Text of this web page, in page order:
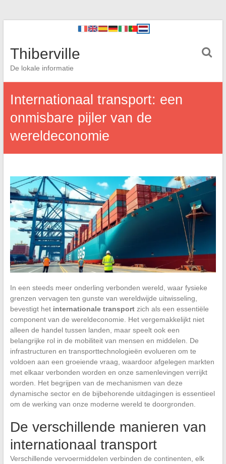
Thiberville
De lokale informatie
Internationaal transport: een
onmisbare pijler van de
wereldeconomie
In een steeds meer onderling verbonden wereld, waar fysieke
grenzen vervagen ten gunste van wereldwijde uitwisseling,
bevestigt het internationale transportzich als een essentiële
component van de wereldeconomie. Het vergemakkelijkt niet
alleen de handel tussen landen, maar speelt ook een
belangrijke rol in de mobiliteit van mensen en middelen. De
infrastructuren en transporttechnologieën evolueren om te
voldoen aan een groeiende vraag, waardoor afgelegen markten
met elkaar verbonden worden en onze samenlevingen verrijkt
worden. Het begrijpen van de mechanismen van deze
dynamische sector en de bijbehorende uitdagingen is essentieel
om de werking van onze moderne wereld te doorgronden.
De verschillende manieren van
internationaal transport
Verschillende vervoermiddelen verbinden de continenten, elk